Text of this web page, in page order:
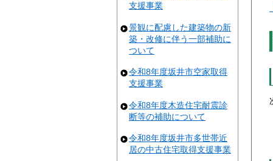
支援事業
景観に配慮した建築物の新
築・改修に伴う一部補助に
ついて
令和8年度坂井市空家取得
支援事業
令和8年度木造住宅耐震診
断等の補助について
令和8年度坂井市多世帯近
居の中古住宅取得支援事業